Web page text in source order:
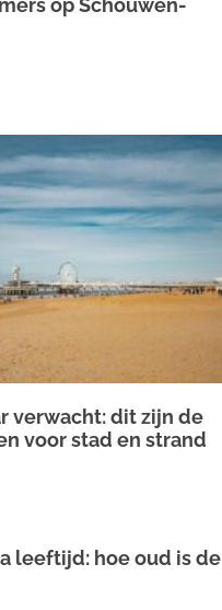
op Schouwen-
verwacht: dit zijn de
voor stad en strand
leeftijd: hoe oud is de